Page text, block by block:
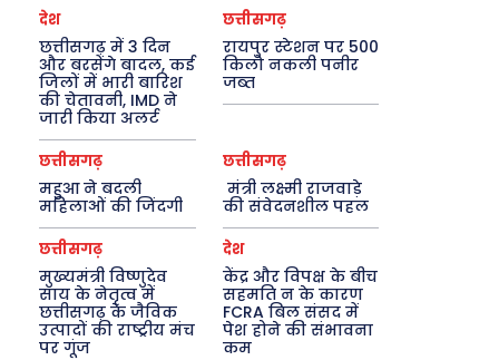
देश
छत्तीसगढ़ में 3 दिन
और बरसेंगे बादल, कई
जिलों में भारी बारिश
की चेतावनी, IMD ने
जारी किया अलर्ट
छत्तीसगढ़
रायपुर स्टेशन पर 500
किलो नकली पनीर
जब्त
छत्तीसगढ़
महुआ ने बदली
महिलाओं की जिंदगी
छत्तीसगढ़
मंत्री लक्ष्मी राजवाड़े
की संवेदनशील पहल
छत्तीसगढ़
मुख्यमंत्री विष्णुदेव
साय के नेतृत्व में
छत्तीसगढ़ के जैविक
उत्पादों की राष्ट्रीय मंच
पर गूंज
देश
केंद्र और विपक्ष के बीच
सहमति न के कारण
FCRA बिल संसद में
पेश होने की संभावना
कम